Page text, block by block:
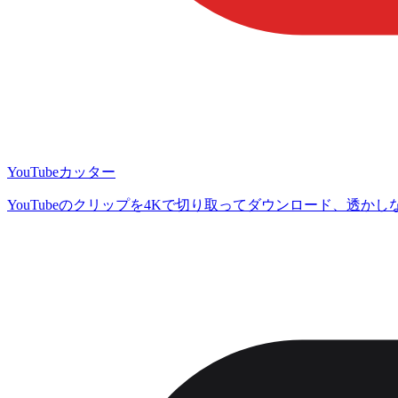
YouTubeカッター
YouTubeのクリップを4Kで切り取ってダウンロード、透かし